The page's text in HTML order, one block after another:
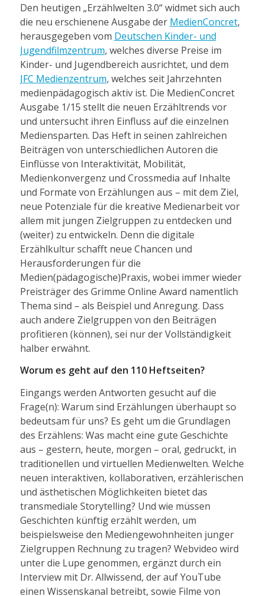
Den heutigen „Erzählwelten 3.0“ widmet sich auch
die neu erschienene Ausgabe der MedienConcret,
herausgegeben vom Deutschen Kinder- und
Jugendfilmzentrum, welches diverse Preise im
Kinder- und Jugendbereich ausrichtet, und dem
JFC Medienzentrum, welches seit Jahrzehnten
medienpädagogisch aktiv ist. Die MedienConcret
Ausgabe 1/15 stellt die neuen Erzähltrends vor
und untersucht ihren Einfluss auf die einzelnen
Mediensparten. Das Heft in seinen zahlreichen
Beiträgen von unterschiedlichen Autoren die
Einflüsse von Interaktivität, Mobilität,
Medienkonvergenz und Crossmedia auf Inhalte
und Formate von Erzählungen aus – mit dem Ziel,
neue Potenziale für die kreative Medienarbeit vor
allem mit jungen Zielgruppen zu entdecken und
(weiter) zu entwickeln. Denn die digitale
Erzählkultur schafft neue Chancen und
Herausforderungen für die
Medien(pädagogische)Praxis, wobei immer wieder
Preisträger des Grimme Online Award namentlich
Thema sind – als Beispiel und Anregung. Dass
auch andere Zielgruppen von den Beiträgen
profitieren (können), sei nur der Vollständigkeit
halber erwähnt.
Worum es geht auf den 110 Heftseiten?
Eingangs werden Antworten gesucht auf die
Frage(n): Warum sind Erzählungen überhaupt so
bedeutsam für uns? Es geht um die Grundlagen
des Erzählens: Was macht eine gute Geschichte
aus – gestern, heute, morgen – oral, gedruckt, in
traditionellen und virtuellen Medienwelten. Welche
neuen interaktiven, kollaborativen, erzählerischen
und ästhetischen Möglichkeiten bietet das
transmediale Storytelling? Und wie müssen
Geschichten künftig erzählt werden, um
beispielsweise den Mediengewohnheiten junger
Zielgruppen Rechnung zu tragen? Webvideo wird
unter die Lupe genommen, ergänzt durch ein
Interview mit Dr. Allwissend, der auf YouTube
einen Wissenskanal betreibt, sowie Filme von